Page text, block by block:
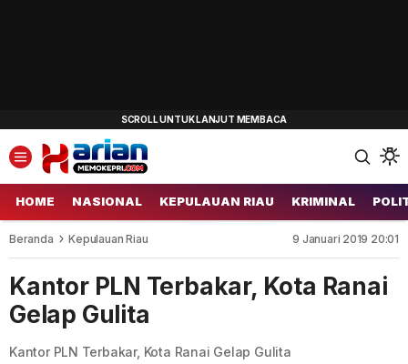
HOME NASIONAL KEPULAUAN RIAU KRIMINAL
Beranda Kepulauan Riau 9 Januari 2019 20:01
Kantor PLN Terbakar, Kota Ranai
Gelap Gulita
Kantor PLN Terbakar, Kota Ranai Gelap Gulita